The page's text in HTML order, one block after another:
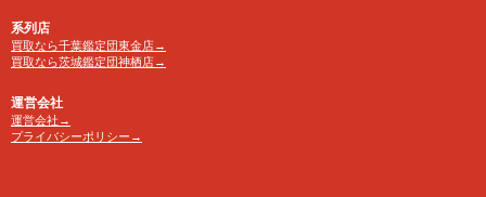
系列店
買取なら千葉鑑定団東金店→
買取なら茨城鑑定団神栖店→
運営会社
運営会社→
プライバシーポリシー→